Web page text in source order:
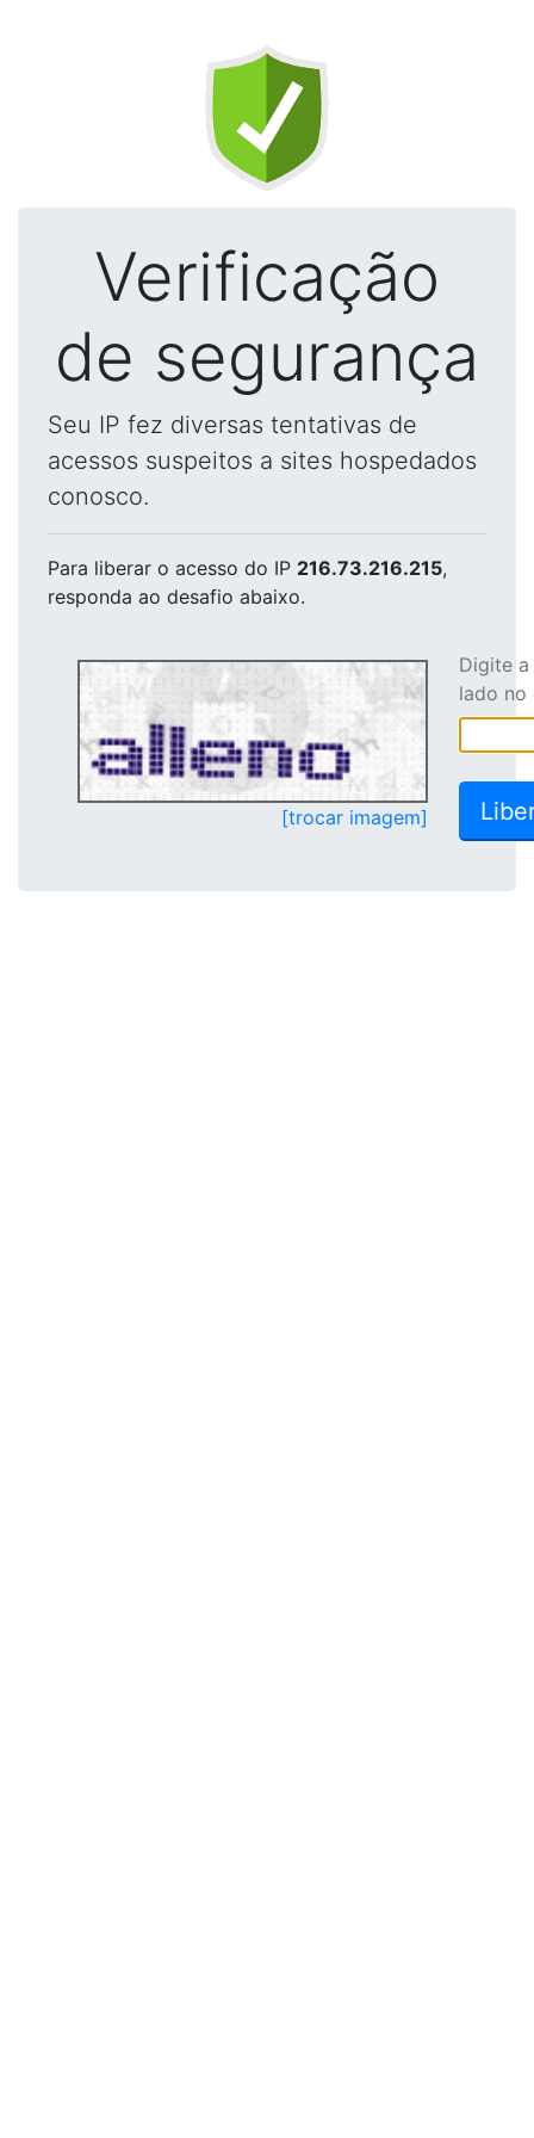
Verificação
de segurança
Seu IP fez diversas tentativas de
acessos suspeitos a sites hospedados
conosco.
Para liberar o acesso do IP 216.73.216.215,
responda ao desafio abaixo.
[trocar imagem]
Digite
lado no